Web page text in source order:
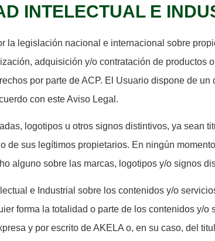
INTELECTUAL E
la legislación nacional e internacional sobre
adquisición y/o contratación de productos
por parte de ACP. El Usuario dispone de
con este Aviso Legal.
logotipos u otros signos distintivos, ya sean
de sus legítimos propietarios. En ningún
alguno sobre las marcas, logotipos y/o signos
e Industrial sobre los contenidos y/o
forma la totalidad o parte de los contenidos y/
y por escrito de AKELA o, en su caso, del